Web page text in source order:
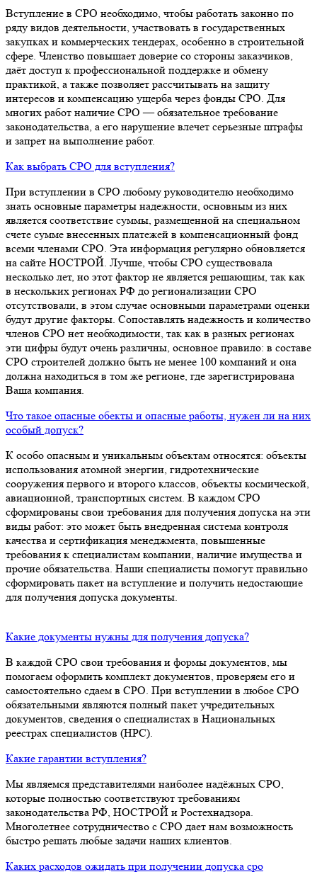
Вступление в СРО необходимо, чтобы работать законно по
ряду видов деятельности, участвовать в государственных
закупках и коммерческих тендерах, особенно в строительной
сфере. Членство повышает доверие со стороны заказчиков,
даёт доступ к профессиональной поддержке и обмену
практикой, а также позволяет рассчитывать на защиту
интересов и компенсацию ущерба через фонды СРО. Для
многих работ наличие СРО — обязательное требование
законодательства, а его нарушение влечет серьезные штрафы
и запрет на выполнение работ.
Как выбрать СРО для вступления?
При вступлении в СРО любому руководителю необходимо
знать основные параметры надежности, основным из них
является соответствие суммы, размещенной на специальном
счете сумме внесенных платежей в компенсационный фонд
всеми членами СРО. Эта информация регулярно обновляется
на сайте НОСТРОЙ. Лучше, чтобы СРО существовала
несколько лет, но этот фактор не является решающим, так как
в нескольких регионах РФ до регионализации СРО
отсутствовали, в этом случае основными параметрами оценки
будут другие факторы. Сопоставлять надежность и количество
членов СРО нет необходимости, так как в разных регионах
эти цифры будут очень различны, основное правило: в составе
СРО строителей должно быть не менее 100 компаний и она
должна находиться в том же регионе, где зарегистрирована
Ваша компания.
Что такое опасные обекты и опасные работы, нужен ли на них
особый допуск?
К особо опасным и уникальным объектам относятся: объекты
использования атомной энергии, гидротехнические
сооружения первого и второго классов, объекты космической,
авиационной, транспортных систем. В каждом СРО
сформированы свои требования для получения допуска на эти
виды работ: это может быть внедренная система контроля
качества и сертификация менеджмента, повышенные
требования к специалистам компании, наличие имущества и
прочие обязательства. Наши специалисты помогут правильно
сформировать пакет на вступление и получить недостающие
для получения допуска документы.
Какие документы нужны для получения допуска?
В каждой СРО свои требования и формы документов, мы
помогаем оформить комплект документов, проверяем его и
самостоятельно сдаем в СРО. При вступлении в любое СРО
обязательными являются полный пакет учредительных
документов, сведения о специалистах в Национальных
реестрах специалистов (НРС).
Какие гарантии вступления?
Мы являемся представителями наиболее надёжных СРО,
которые полностью соответствуют требованиям
законодательства РФ, НОСТРОЙ и Ростехнадзора.
Многолетнее сотрудничество с СРО дает нам возможность
быстро решать любые задачи наших клиентов.
Каких расходов ожидать при получении допуска сро